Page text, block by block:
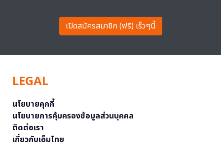
เปิดสมัครสมาชิก (ฟรี) เร็วๆนี้
LEGAL
นโยบายคุกกี้
นโยบายการคุ้มครองข้อมูลส่วนบุคคล
ติดต่อเรา
เกี่ยวกับเอ็มไทย